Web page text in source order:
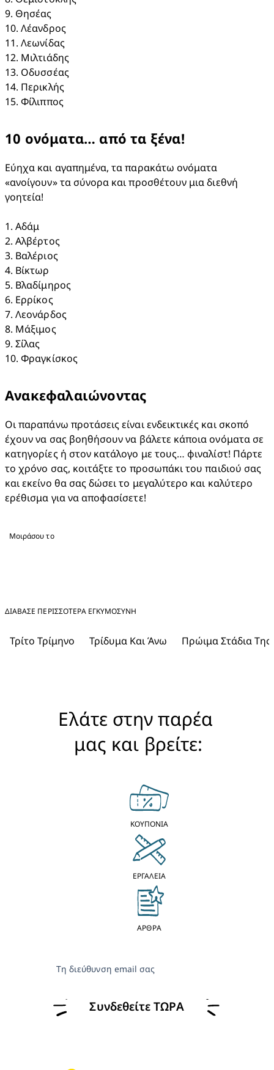
9. Θησέας​
10. Λέανδρος​
11. Λεωνίδας​
12. Μιλτιάδης​
13. Οδυσσέας​
14. Περικλής​
15. Φίλιππος​
10 ονόματα… από τα ξένα!​
Εύηχα και αγαπημένα, τα παρακάτω ονόματα
«ανοίγουν» τα σύνορα και προσθέτουν μια διεθνή
γοητεία!
1. Αδάμ​
2. Αλβέρτος​
3. Βαλέριος​
4. Βίκτωρ​
5. Βλαδίμηρος​
6. Ερρίκος​
7. Λεονάρδος​
8. Μάξιμος​
9. Σίλας​
10. Φραγκίσκος
Ανακεφαλαιώνοντας
Οι παραπάνω προτάσεις είναι ενδεικτικές και σκοπό
έχουν να σας βοηθήσουν να βάλετε κάποια ονόματα σε
κατηγορίες ή στον κατάλογο με τους… φιναλίστ! Πάρτε
το χρόνο σας, κοιτάξτε το προσωπάκι του παιδιού σας
και εκείνο θα σας δώσει το μεγαλύτερο και καλύτερο
ερέθισμα για να αποφασίσετε!
Μοιράσου το
ΔΙΑΒΑΣΕ ΠΕΡΙΣΣΟΤΕΡΑ ΕΓΚΥΜΟΣΎΝΗ
Τρίτο Τρίμηνο Τρίδυμα Και Άνω Πρώιμα Στάδια
Ελάτε στην παρέα
μας και βρείτε:
ΚΟΥΠΟΝΙΑ
ΕΡΓΑΛΕΙΑ
ΑΡΘΡΑ
Τη διεύθυνση email σας
Συνδεθείτε ΤΩΡΑ